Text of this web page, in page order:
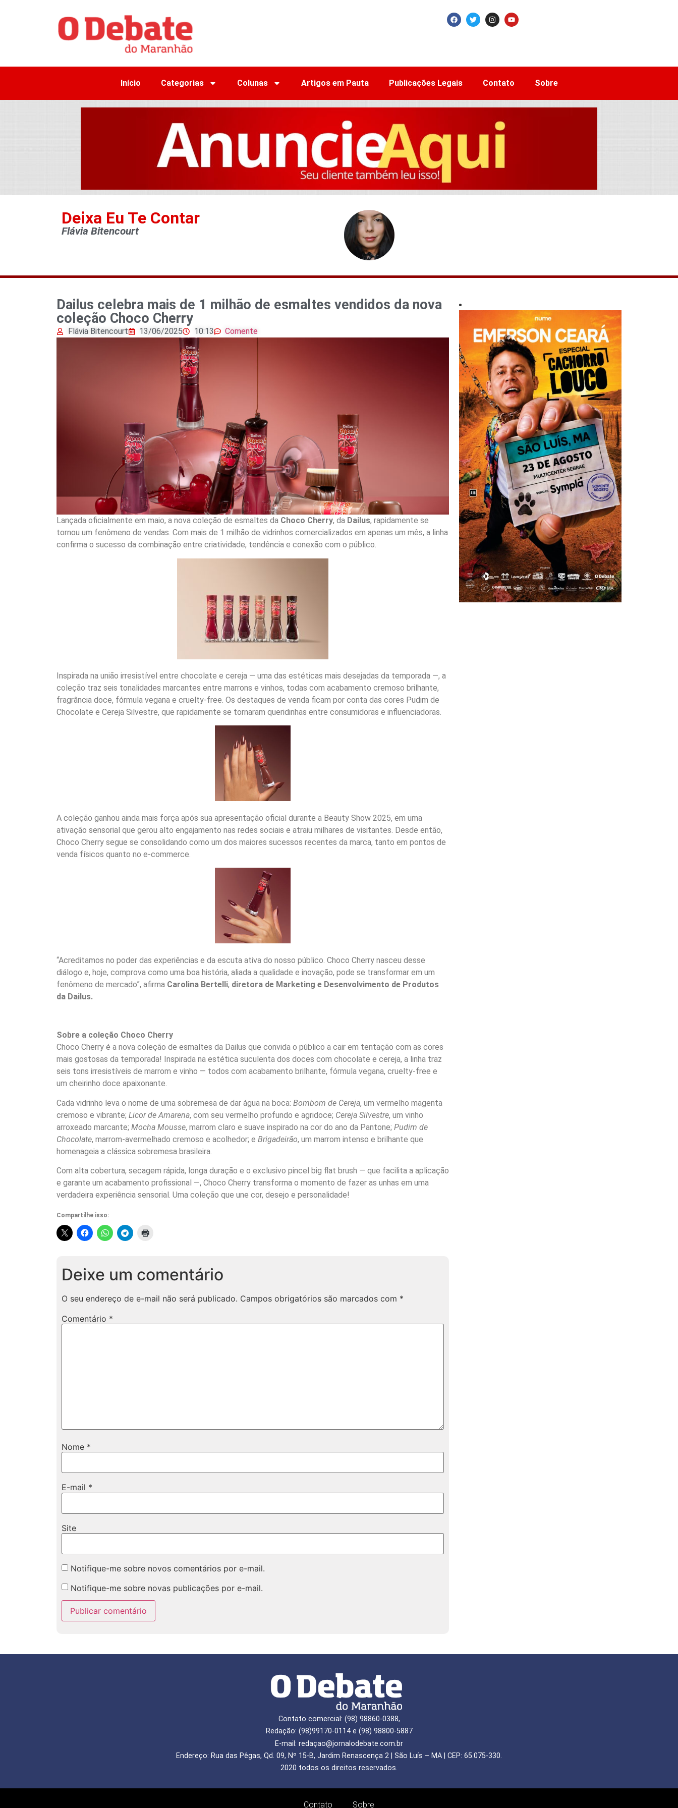
Início Categorias Colunas Artigos em Pauta Publicações Legais Contato Sobre
Deixa Eu Te Contar
Flávia Bitencourt
Dailus celebra mais de 1 milhão de esmaltes vendidos da nova
coleção Choco Cherry
Flávia Bitencourt 13/06/2025 10:13 Comente
Lançada oficialmente em maio, a nova coleção de esmaltes da Choco Cherry, da Dailus, rapidamente se
tornou um fenômeno de vendas. Com mais de 1 milhão de vidrinhos comercializados em apenas um mês, a linha
confirma o sucesso da combinação entre criatividade, tendência e conexão com o público.
Inspirada na união irresistível entre chocolate e cereja — uma das estéticas mais desejadas da temporada —, a
coleção traz seis tonalidades marcantes entre marrons e vinhos, todas com acabamento cremoso brilhante,
fragrância doce, fórmula vegana e cruelty-free. Os destaques de venda ficam por conta das cores Pudim de
Chocolate e Cereja Silvestre, que rapidamente se tornaram queridinhas entre consumidoras e influenciadoras.
A coleção ganhou ainda mais força após sua apresentação oficial durante a Beauty Show 2025, em uma
ativação sensorial que gerou alto engajamento nas redes sociais e atraiu milhares de visitantes. Desde então,
Choco Cherry segue se consolidando como um dos maiores sucessos recentes da marca, tanto em pontos de
venda físicos quanto no e-commerce.
“Acreditamos no poder das experiências e da escuta ativa do nosso público. Choco Cherry nasceu desse
diálogo e, hoje, comprova como uma boa história, aliada a qualidade e inovação, pode se transformar em um
fenômeno de mercado”, afirma Carolina Bertelli, diretora de Marketing e Desenvolvimento de Produtos
da Dailus.
Sobre a coleção Choco Cherry
Choco Cherry é a nova coleção de esmaltes da Dailus que convida o público a cair em tentação com as cores
mais gostosas da temporada! Inspirada na estética suculenta dos doces com chocolate e cereja, a linha traz
seis tons irresistíveis de marrom e vinho — todos com acabamento brilhante, fórmula vegana, cruelty-free e
um cheirinho doce apaixonante.
Cada vidrinho leva o nome de uma sobremesa de dar água na boca: Bombom de Cereja, um vermelho magenta
cremoso e vibrante; Licor de Amarena, com seu vermelho profundo e agridoce; Cereja Silvestre, um vinho
arroxeado marcante; Mocha Mousse, marrom claro e suave inspirado na cor do ano da Pantone; Pudim de
Chocolate, marrom-avermelhado cremoso e acolhedor; e Brigadeirão, um marrom intenso e brilhante que
homenageia a clássica sobremesa brasileira.
Com alta cobertura, secagem rápida, longa duração e o exclusivo pincel big flat brush — que facilita a aplicação
e garante um acabamento profissional —, Choco Cherry transforma o momento de fazer as unhas em uma
verdadeira experiência sensorial. Uma coleção que une cor, desejo e personalidade!
Compartilhe isso:
Deixe um comentário
O seu endereço de e-mail não será publicado. Campos obrigatórios são marcados com *
Comentário *
Nome *
E-mail *
Site
Notifique-me sobre novos comentários por e-mail.
Notifique-me sobre novas publicações por e-mail.
Contato comercial: (98) 98860-0388,
Redação: (98)99170-0114 e (98) 98800-5887
E-mail: redaçao@jornalodebate.com.br
Endereço: Rua das Pêgas, Qd. 09, Nº 15-B, Jardim Renascença 2 | São Luís – MA | CEP: 65.075-330.
2020 todos os direitos reservados.
Contato Sobre